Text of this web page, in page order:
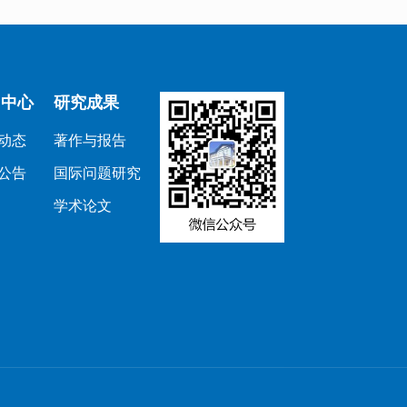
心
态
告
研究成果
著作与报告
国际问题研究
学术论文